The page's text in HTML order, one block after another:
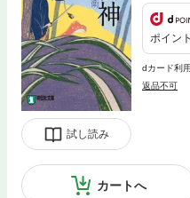
試し読み
ポイン
dカード利
返品不可
カートへ